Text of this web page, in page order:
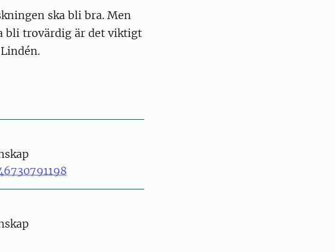
ska bli bra. Men
bli trovärdig är det viktigt